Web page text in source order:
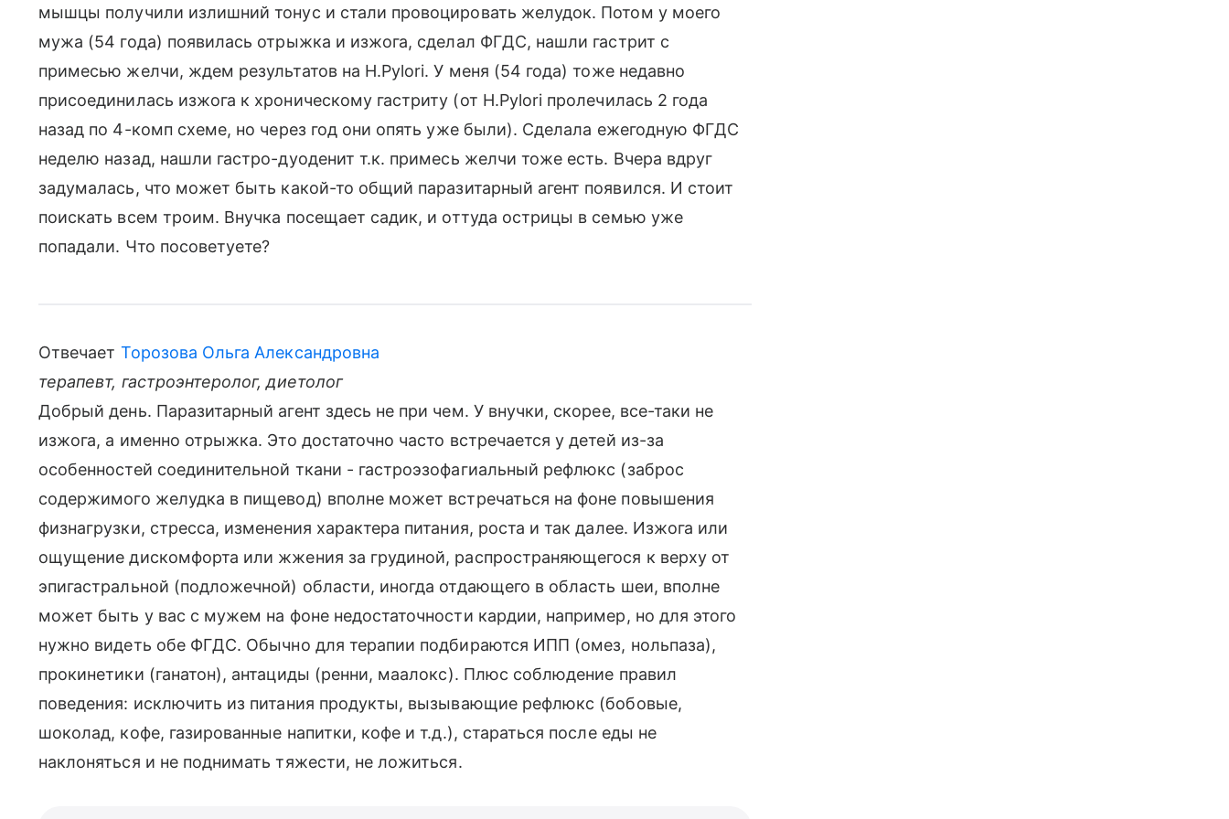
мышцы получили излишний тонус и стали провоцировать желудок. Потом у моего
мужа (54 года) появилась отрыжка и изжога, сделал ФГДС, нашли гастрит с
примесью желчи, ждем результатов на H.Pylori. У меня (54 года) тоже недавно
присоединилась изжога к хроническому гастриту (от H.Pylori пролечилась 2 года
назад по 4-комп схеме, но через год они опять уже были). Сделала ежегодную ФГДС
неделю назад, нашли гастро-дуоденит т.к. примесь желчи тоже есть. Вчера вдруг
задумалась, что может быть какой-то общий паразитарный агент появился. И стоит
поискать всем троим. Внучка посещает садик, и оттуда острицы в семью уже
попадали. Что посоветуете?
Отвечает Торозова Ольга Александровна
терапевт, гастроэнтеролог, диетолог
Добрый день. Паразитарный агент здесь не при чем. У внучки, скорее, все-таки не
изжога, а именно отрыжка. Это достаточно часто встречается у детей из-за
особенностей соединительной ткани - гастроэзофагиальный рефлюкс (заброс
содержимого желудка в пищевод) вполне может встречаться на фоне повышения
физнагрузки, стресса, изменения характера питания, роста и так далее. Изжога или
ощущение дискомфорта или жжения за грудиной, распространяющегося к верху от
эпигастральной (подложечной) области, иногда отдающего в область шеи, вполне
может быть у вас с мужем на фоне недостаточности кардии, например, но для этого
нужно видеть обе ФГДС. Обычно для терапии подбираются ИПП (омез, нольпаза),
прокинетики (ганатон), антациды (ренни, маалокс). Плюс соблюдение правил
поведения: исключить из питания продукты, вызывающие рефлюкс (бобовые,
шоколад, кофе, газированные напитки, кофе и т.д.), стараться после еды не
наклоняться и не поднимать тяжести, не ложиться.